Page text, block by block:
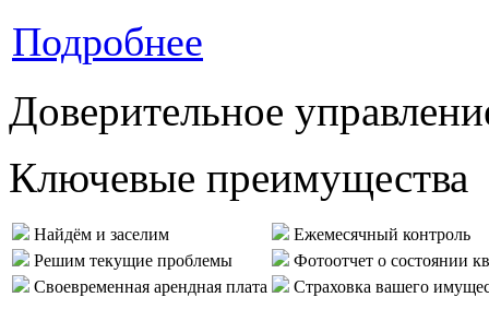
Подробнее
Доверительное
Ключевые преимущества
Найдём и заселим
Ежемесячный контроль
Решим текущие проблемы
Фотоотчет о состоянии
Своевременная арендная плата
Страховка вашего